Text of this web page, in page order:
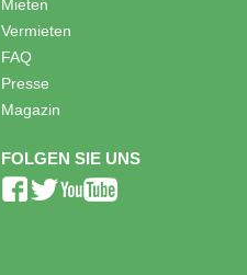
Mieten
Vermieten
FAQ
Presse
Magazin
FOLGEN SIE UNS